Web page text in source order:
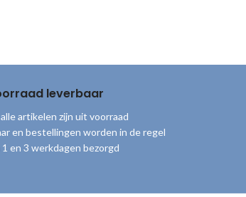
leverbaar
artikelen zijn uit voorraad
en bestellingen worden in de regel
en 3 werkdagen bezorgd